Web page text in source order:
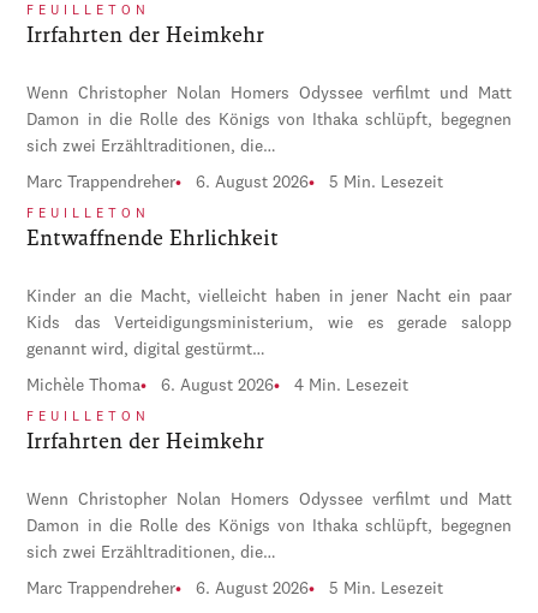
FEUILLETON
Irrfahrten der Heimkehr
Wenn Christopher Nolan Homers Odyssee verfilmt und Matt
Damon in die Rolle des Königs von Ithaka schlüpft, begegnen
sich zwei Erzähltraditionen, die…
Marc Trappendreher 6. August 2026 5 Min. Lesezeit
FEUILLETON
Entwaffnende Ehrlichkeit
Kinder an die Macht, vielleicht haben in jener Nacht ein paar
Kids das Verteidigungsministerium, wie es gerade salopp
genannt wird, digital gestürmt…
Michèle Thoma 6. August 2026 4 Min. Lesezeit
FEUILLETON
Irrfahrten der Heimkehr
Wenn Christopher Nolan Homers Odyssee verfilmt und Matt
Damon in die Rolle des Königs von Ithaka schlüpft, begegnen
sich zwei Erzähltraditionen, die…
Marc Trappendreher 6. August 2026 5 Min. Lesezeit